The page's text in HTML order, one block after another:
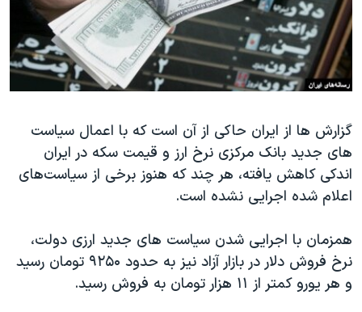
فرهنگ و زندگی
حقوق شهروندی
اقتصادی
اسرائیل در جنگ
گالری عکس
آرشیو پخش زنده
مستندها
انتخابات ریاست جمهوری آمریکا ۲۰۲۴
حمله جمهوری اسلامی به اسرائیل
ورزش زنان در ایران
اعتراضات زن، زندگی، آزادی
مجموعه مستندهای دادخواهی
دادگاه حمید نوری
چهل سال گروگان‌گیری
دنبال کنید
زبانهای مختلف
گزارش ها از ایران حاکی از آن است که با اعمال سیاست
های جدید بانک مرکزی نرخ ارز و قیمت سکه در ایران
اندکی کاهش یافته، هر چند که هنوز برخی از سیاست‌های
اعلام شده اجرایی نشده است.
همزمان با اجرایی شدن سیاست های جدید ارزی دولت،
نرخ فروش دلار در بازار آزاد نیز به حدود ۹۲۵۰ تومان رسید
و هر یورو کمتر از ۱۱ هزار تومان به فروش رسید.